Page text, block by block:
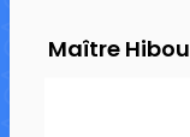
Maître Hibou